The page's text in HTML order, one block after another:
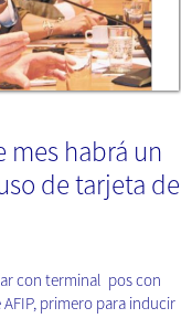
mes habrá un
de tarjeta de
con terminal pos con
primero para inducir